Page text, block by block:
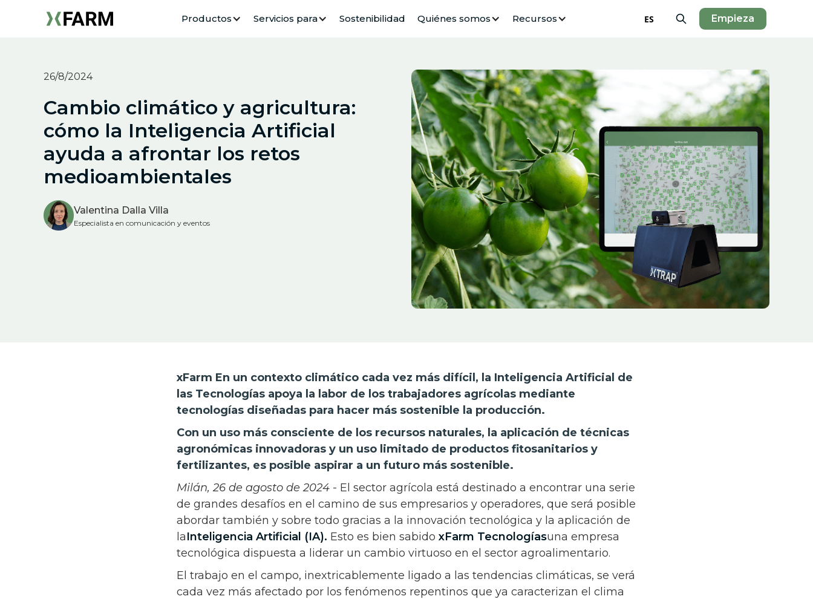
Productos Servicios para Sostenibilidad Quiénes somos Recursos ES Empieza
26/8/2024
Cambio climático y agricultura:
cómo la Inteligencia Artificial
ayuda a afrontar los retos
medioambientales
Valentina Dalla Villa
Especialista en comunicación y eventos
xFarm En un contexto climático cada vez más difícil, la Inteligencia Artificial de
las Tecnologías apoya la labor de los trabajadores agrícolas mediante
tecnologías diseñadas para hacer más sostenible la producción.
Con un uso más consciente de los recursos naturales, la aplicación de técnicas
agronómicas innovadoras y un uso limitado de productos fitosanitarios y
fertilizantes, es posible aspirar a un futuro más sostenible.
Milán, 26 de agosto de 2024 - El sector agrícola está destinado a encontrar una serie
de grandes desafíos en el camino de sus empresarios y operadores, que será posible
abordar también y sobre todo gracias a la innovación tecnológica y la aplicación de
laInteligencia Artificial (IA). Esto es bien sabido xFarm Tecnologíasuna empresa
tecnológica dispuesta a liderar un cambio virtuoso en el sector agroalimentario.
El trabajo en el campo, inextricablemente ligado a las tendencias climáticas, se verá
cada vez más afectado por los fenómenos repentinos que ya caracterizan el clima